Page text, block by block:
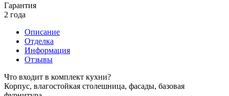
Гарантия
2 года
Описание
Отделка
Информация
Отзывы
Что входит в комплект кухни?
Корпус, влагостойкая столешница, фасады, базовая